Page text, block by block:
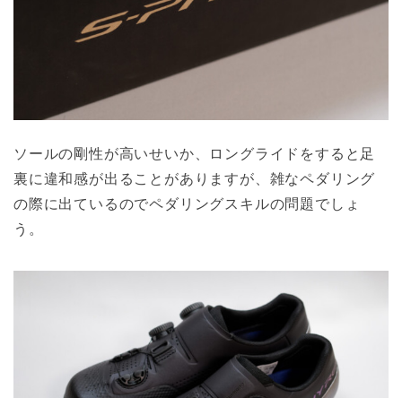
ソールの剛性が高いせいか、ロングライドをすると足
裏に違和感が出ることがありますが、雑なペダリング
の際に出ているのでペダリングスキルの問題でしょ
う。